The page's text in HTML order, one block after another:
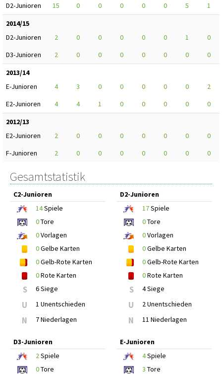
D2-Junioren
15 0 0 0 0 0 5
1
2014/15
D2-Junioren
2 0 0 0 0 0 1
0
D3-Junioren
2 0 0 0 0 0 0
0
2013/14
E-Junioren
4 3 0 0 0 0 0
2
E2-Junioren
4 4 1 0 0 0 0
0
2012/13
E2-Junioren
2 0 0 0 0 0 0
0
F-Junioren
2 0 0 0 0 0 0 0
Gesamtstatistik
C2-Junioren
14Spiele
0Tore
0Vorlagen
0Gelbe Karten
0Gelb-Rote Karten
0Rote Karten
S 6 Siege
U 1 Unentschieden
N 7 Niederlagen
D2-Junioren
17Spiele
0Tore
0Vorlagen
0Gelbe Karten
0Gelb-Rote Karten
0Rote Karten
S 4 Siege
U 2 Unentschieden
N 11 Niederlagen
D3-Junioren
2 Spiele
0Tore
E-Junioren
4Spiele
3 Tore